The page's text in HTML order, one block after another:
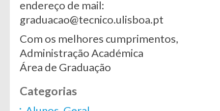
endereço de mail:
graduacao@tecnico.ulisboa.pt
Com os melhores cumprimentos,
Administração Académica
Área de Graduação
Categorias